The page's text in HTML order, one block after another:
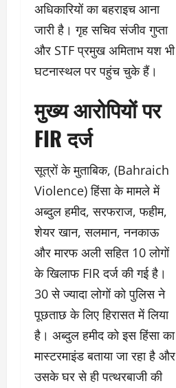
अधिकारियों का बहराइच आना
जारी है। गृह सचिव संजीव गुप्ता
और STF प्रमुख अमिताभ यश भी
घटनास्थल पर पहुंच चुके हैं।
मुख्य आरोपियों पर
FIR दर्ज
सूत्रों के मुताबिक, (Bahraich
Violence) हिंसा के मामले में
अब्दुल हमीद, सरफराज, फहीम,
शेयर खान, सलमान, ननकाऊ
और मारफ अली सहित 10 लोगों
के खिलाफ FIR दर्ज की गई है।
30 से ज्यादा लोगों को पुलिस ने
पूछताछ के लिए हिरासत में लिया
है। अब्दुल हमीद को इस हिंसा का
मास्टरमाइंड बताया जा रहा है और
उसके घर से ही पत्थरबाजी की